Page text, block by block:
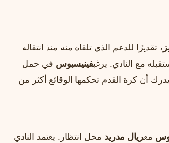
، تقديرًا للدعم الذي تلقاه منه منذ انتقاله
مع النادي. يرغبفينيسيوس في حمل
أن كرة القدم تحكمها الوقائع أكثر من
معريال مدريد محل انتظار. يعتمد النادي